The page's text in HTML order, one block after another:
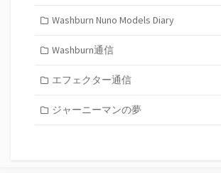
Washburn Nuno Models Diary
Washburn通信
エフェクター通信
ジャーニーマンの夢